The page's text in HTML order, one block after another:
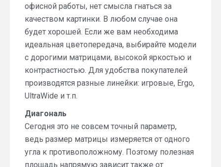
офисной работы, нет смысла гнаться за
качеством картинки. В любом случае она
будет хорошей. Если же вам необходима
идеальная цветопередача, выбирайте модели
с дорогими матрицами, высокой яркостью и
контрастностью. Для удобства покупателей
производятся разные линейки: игровые, Ergo,
UltraWide и т.п.
Диагональ
Сегодня это не совсем точный параметр,
ведь размер матрицы измеряется от одного
угла к противоположному. Поэтому полезная
площадь напрямую зависит также от